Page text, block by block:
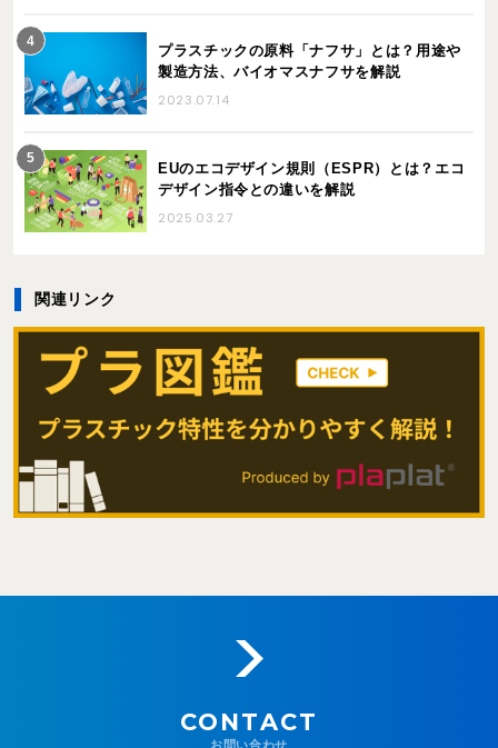
プラスチックの原料「ナフサ」とは？用途や
製造方法、バイオマスナフサを解説
2023.07.14
EUのエコデザイン規則（ESPR）とは？エコ
デザイン指令との違いを解説
2025.03.27
関連リンク
CONTACT
お問い合わせ